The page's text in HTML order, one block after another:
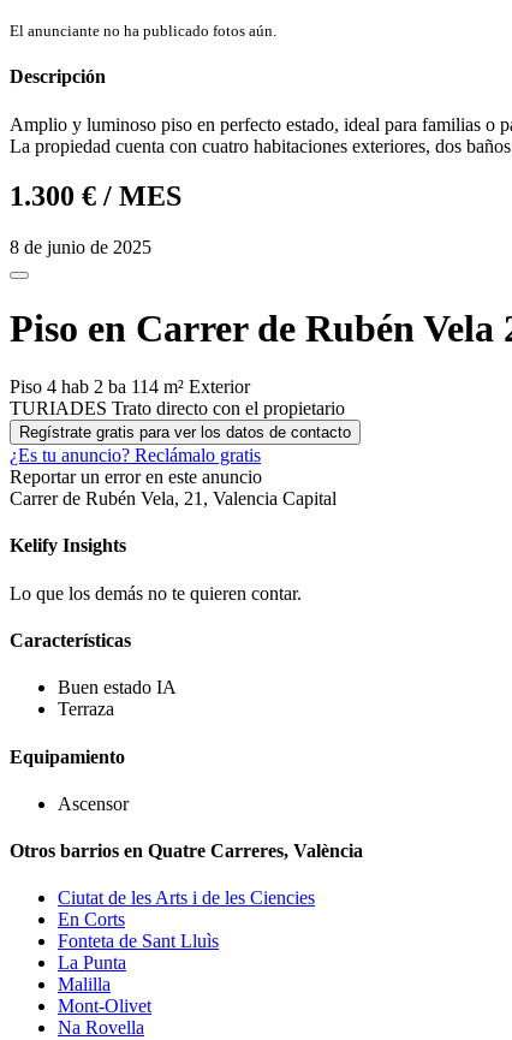
El anunciante no ha publicado fotos aún.
Descripción
Amplio y luminoso piso en perfecto estado, ideal para familias o
La propiedad cuenta con cuatro habitaciones exteriores, dos
1.300 € / MES
8 de junio de 2025
Piso en Carrer de Rubén Vela
Piso 4 hab 2 ba 114 m² Exterior
TURIADES Trato directo con el propietario
Regístrate gratis para ver los datos de contacto
¿Es tu anuncio? Reclámalo gratis
Reportar un error en este anuncio
Carrer de Rubén Vela, 21, Valencia Capital
Kelify Insights
Lo que los demás no te quieren contar.
Características
Buen estado IA
Terraza
Equipamiento
Ascensor
Otros barrios en Quatre Carreres, València
Ciutat de les Arts i de les Ciencies
En Corts
Fonteta de Sant Lluìs
La Punta
Malilla
Mont-Olivet
Na Rovella